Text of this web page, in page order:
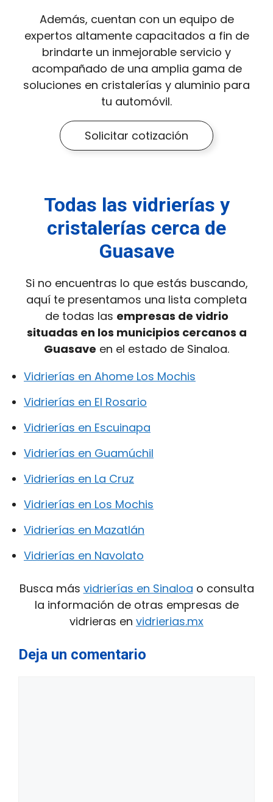
Además, cuentan con un equipo de
expertos altamente capacitados a fin de
brindarte un inmejorable servicio y
acompañado de una amplia gama de
soluciones en cristalerías y aluminio para
tu automóvil.
Solicitar cotización
Todas las vidrierías y
cristalerías cerca de
Guasave
Si no encuentras lo que estás buscando,
aquí te presentamos una lista completa
de todas las empresas de vidrio
situadas en los municipios cercanos a
Guasave en el estado de Sinaloa.
Vidrierías en Ahome Los Mochis
Vidrierías en El Rosario
Vidrierías en Escuinapa
Vidrierías en Guamúchil
Vidrierías en La Cruz
Vidrierías en Los Mochis
Vidrierías en Mazatlán
Vidrierías en Navolato
Busca más vidrierías en Sinaloa o consulta
la información de otras empresas de
vidrieras en vidrierias.mx
Deja un comentario